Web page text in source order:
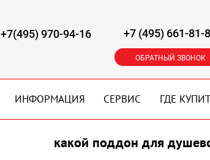
+7(495) 970-94-16 +7 (495) 661-81-
ОБРАТНЫЙ ЗВОНОК
ИНФОРМАЦИЯ СЕРВИС ГДЕ
какой поддон для